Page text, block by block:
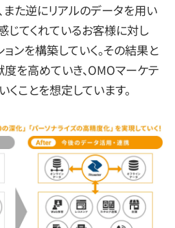
また逆にリアルのデータを用い
じてくれているお客様に対し
ンを構築していく。その結果と
を高めていき、OMOマーケテ
ことを想定しています。